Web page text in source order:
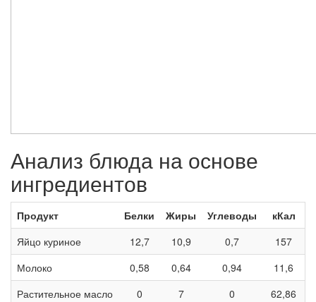
Анализ блюда на основе
ингредиентов
Продукт Белки Жиры Углеводы
кКал
Яйцо куриное
12,7 10,9 0,7
157
Молоко
0,58 0,64 0,94
11,6
Растительное масло
0 7 0
62,86